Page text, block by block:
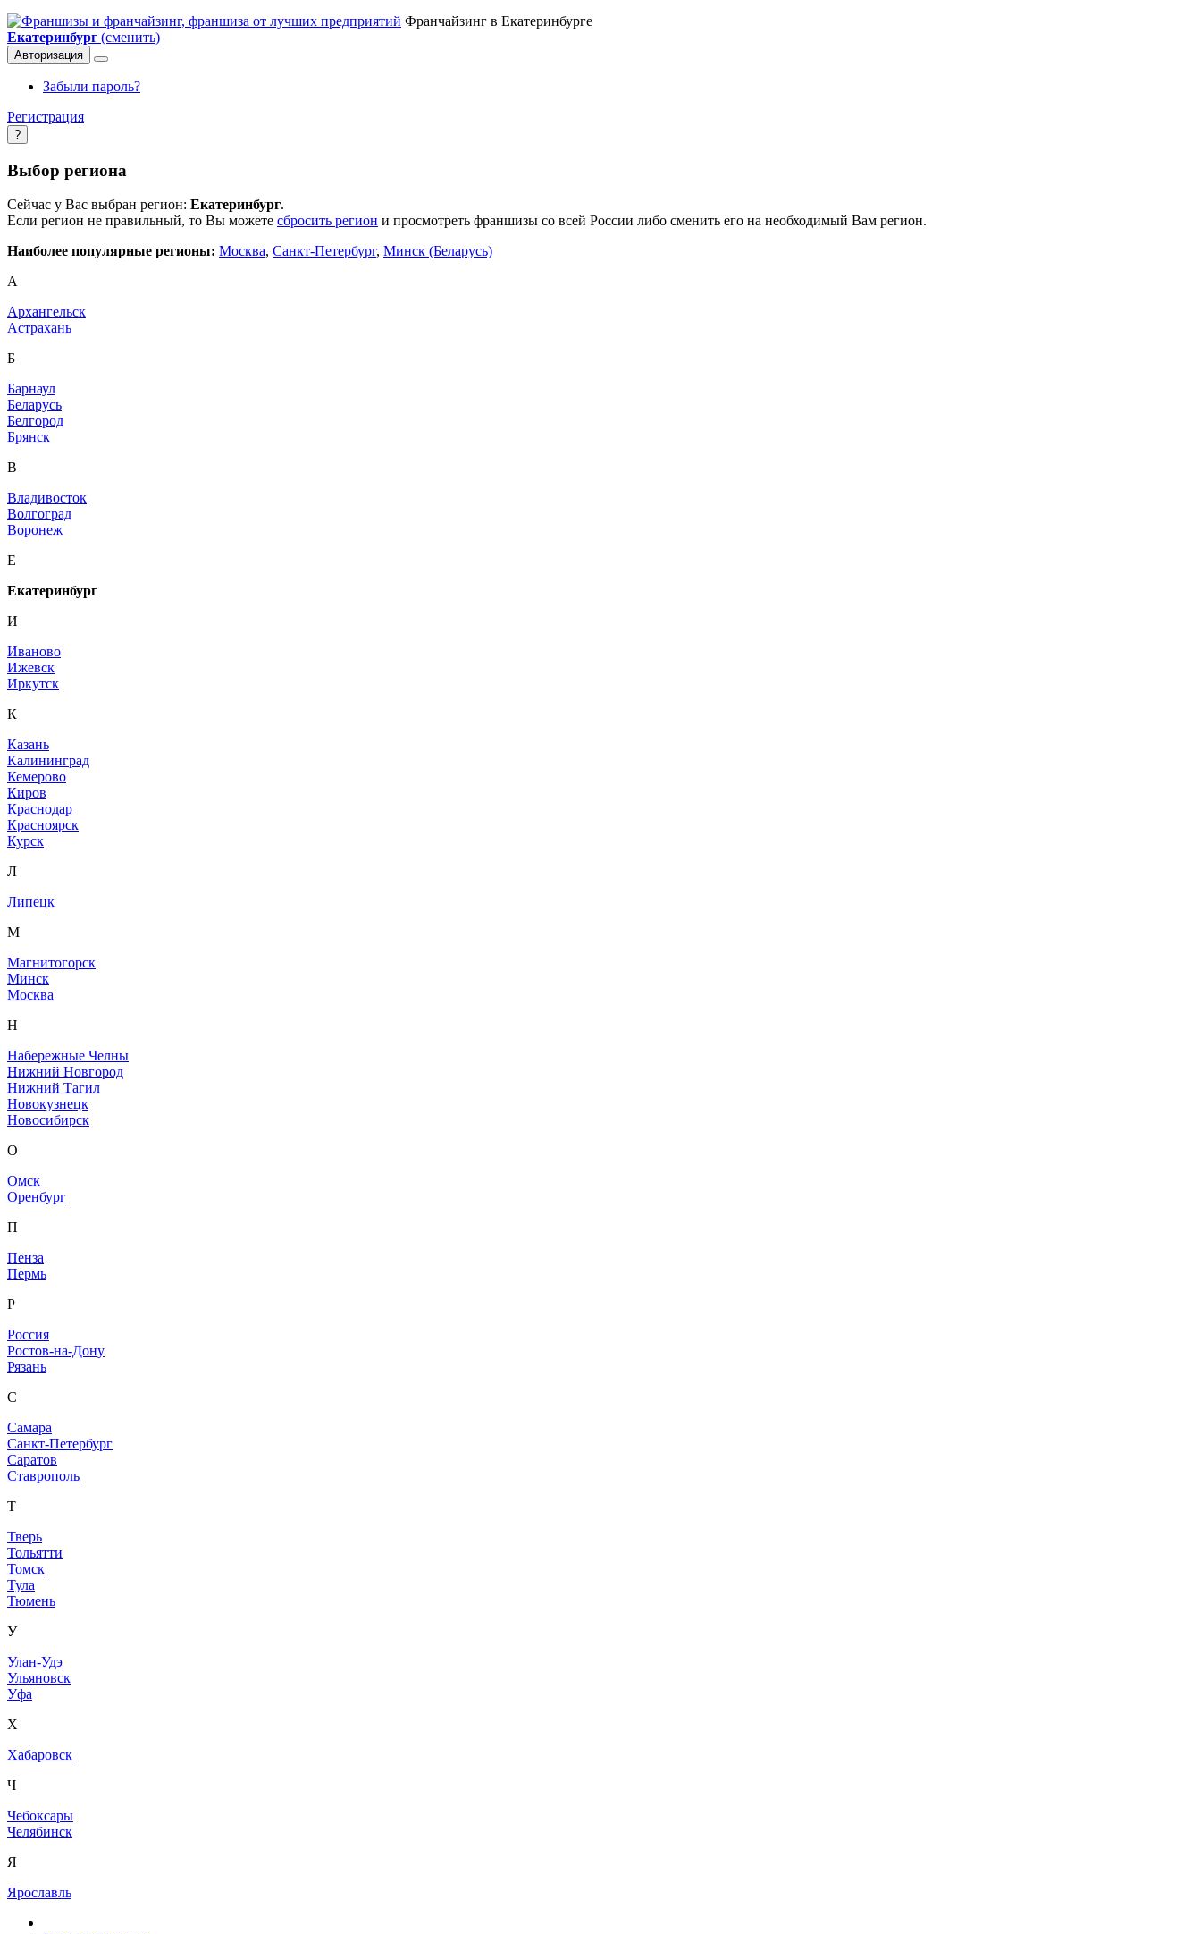
Франчайзинг в Екатеринбурге
Екатеринбург (сменить)
Авторизация
Забыли пароль?
Регистрация
?
Выбор региона
Сейчас у Вас выбран регион: Екатеринбург.
Если регион не правильный, то Вы можете сбросить регион и просмотреть франшизы со всей России либо сменить его на необходимый Вам регион.
Наиболее популярные регионы: Москва, Санкт-Петербург, Минск (Беларусь)
А
Архангельск
Астрахань
Б
Барнаул
Беларусь
Белгород
Брянск
В
Владивосток
Волгоград
Воронеж
Е
Екатеринбург
И
Иваново
Ижевск
Иркутск
К
Казань
Калининград
Кемерово
Киров
Краснодар
Красноярск
Курск
Л
Липецк
М
Магнитогорск
Минск
Москва
Н
Набережные Челны
Нижний Новгород
Нижний Тагил
Новокузнецк
Новосибирск
О
Омск
Оренбург
П
Пенза
Пермь
Р
Россия
Ростов-на-Дону
Рязань
С
Самара
Санкт-Петербург
Саратов
Ставрополь
Т
Тверь
Тольятти
Томск
Тула
Тюмень
У
Улан-Удэ
Ульяновск
Уфа
Х
Хабаровск
Ч
Чебоксары
Челябинск
Я
Ярославль